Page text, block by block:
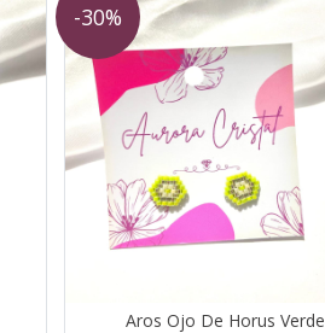
-30%
Aros Ojo De Horus Verde